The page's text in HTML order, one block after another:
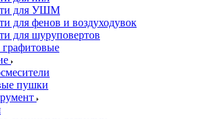
для УШМ
для фенов и воздуходувок
для шуруповертов
пушки